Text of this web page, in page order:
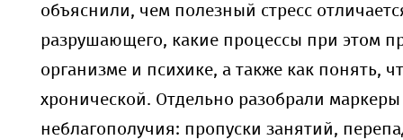
объяснили, чем полезный стресс
разрушающего, какие процессы при этом
организме и психике, а также как понять,
хронической. Отдельно разобрали маркеры
неблагополучия: пропуски занятий,